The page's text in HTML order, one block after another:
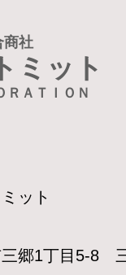
商社
ミット
ＲＡＴＩＯＮ
ット
三郷1丁目5-8